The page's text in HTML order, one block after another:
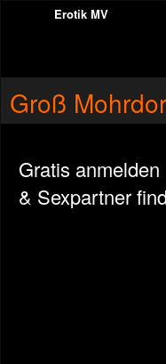
Erotik MV
Groß
Gratis anmelden
& Sexpartner